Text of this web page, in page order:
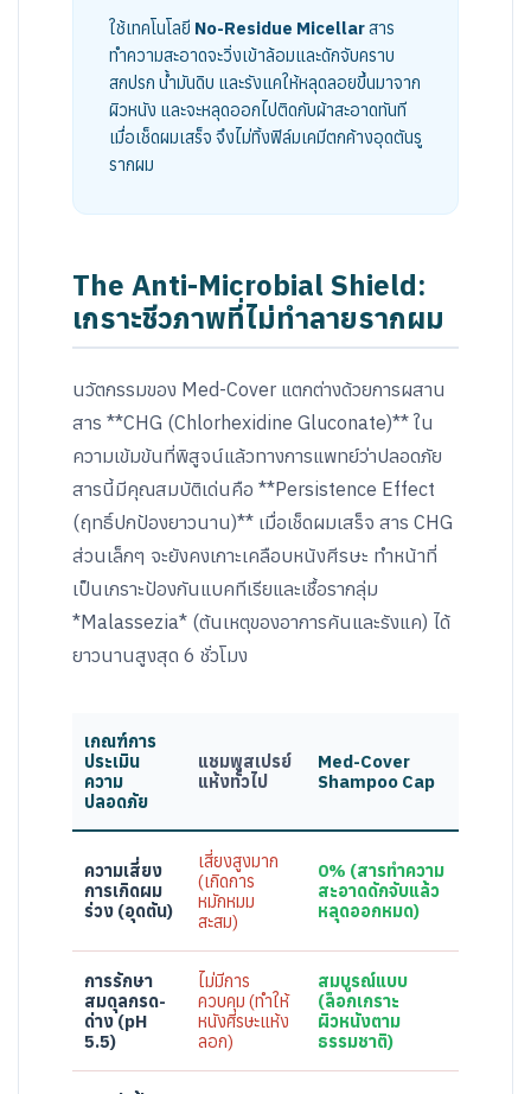
ใช้เทคโนโลยี No-Residue Micellarสาร
ทำความสะอาดจะวิ่งเข้าล้อมและดักจับคราบ
สกปรก น้ำมันดิบ และรังแคให้หลุดลอยขึ้นมาจาก
ผิวหนัง และจะหลุดออกไปติดกับผ้าสะอาดทันที
เมื่อเช็ดผมเสร็จ จึงไม่ทิ้งฟิล์มเคมีตกค้างอุดตันรู
รากผม
The Anti-Microbial Shield:
เกราะชีวภาพที่ไม่ทำลายรากผม
นวัตกรรมของ Med-Cover แตกต่างด้วยการผสาน
สาร **CHG (Chlorhexidine Gluconate)** ใน
ความเข้มข้นที่พิสูจน์แล้วทางการแพทย์ว่าปลอดภัย
สารนี้มีคุณสมบัติเด่นคือ **Persistence Effect
(ฤทธิ์ปกป้องยาวนาน)** เมื่อเช็ดผมเสร็จ สาร CHG
ส่วนเล็กๆ จะยังคงเกาะเคลือบหนังศีรษะ ทำหน้าที่
เป็นเกราะป้องกันแบคทีเรียและเชื้อรากลุ่ม
*Malassezia* (ต้นเหตุของอาการคันและรังแค) ได้
ยาวนานสูงสุด 6 ชั่วโมง
เกณฑ์การ
ประเมิน
ความ
ปลอดภัย
แชมพูสเปรย์
แห้งทั่วไป
Med-Cover
Shampoo Cap
ความเสี่ยง
การเกิดผม
ร่วง (อุดตัน)
เสี่ยงสูงมาก
(เกิดการ
หมักหมม
สะสม)
0% (สารทำความ
สะอาดดักจับแล้ว
หลุดออกหมด)
การรักษา
สมดุลกรด-
ด่าง (pH
5.5)
ไม่มีการ
ควบคุม (ทำให้
หนังศีรษะแห้ง
ลอก)
สมบูรณ์แบบ
(ล็อกเกราะ
ผิวหนังตาม
ธรรมชาติ)